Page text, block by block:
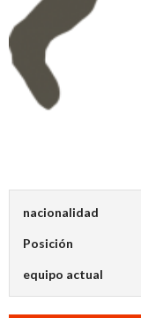
nacionalidad
Posición
equipo actual